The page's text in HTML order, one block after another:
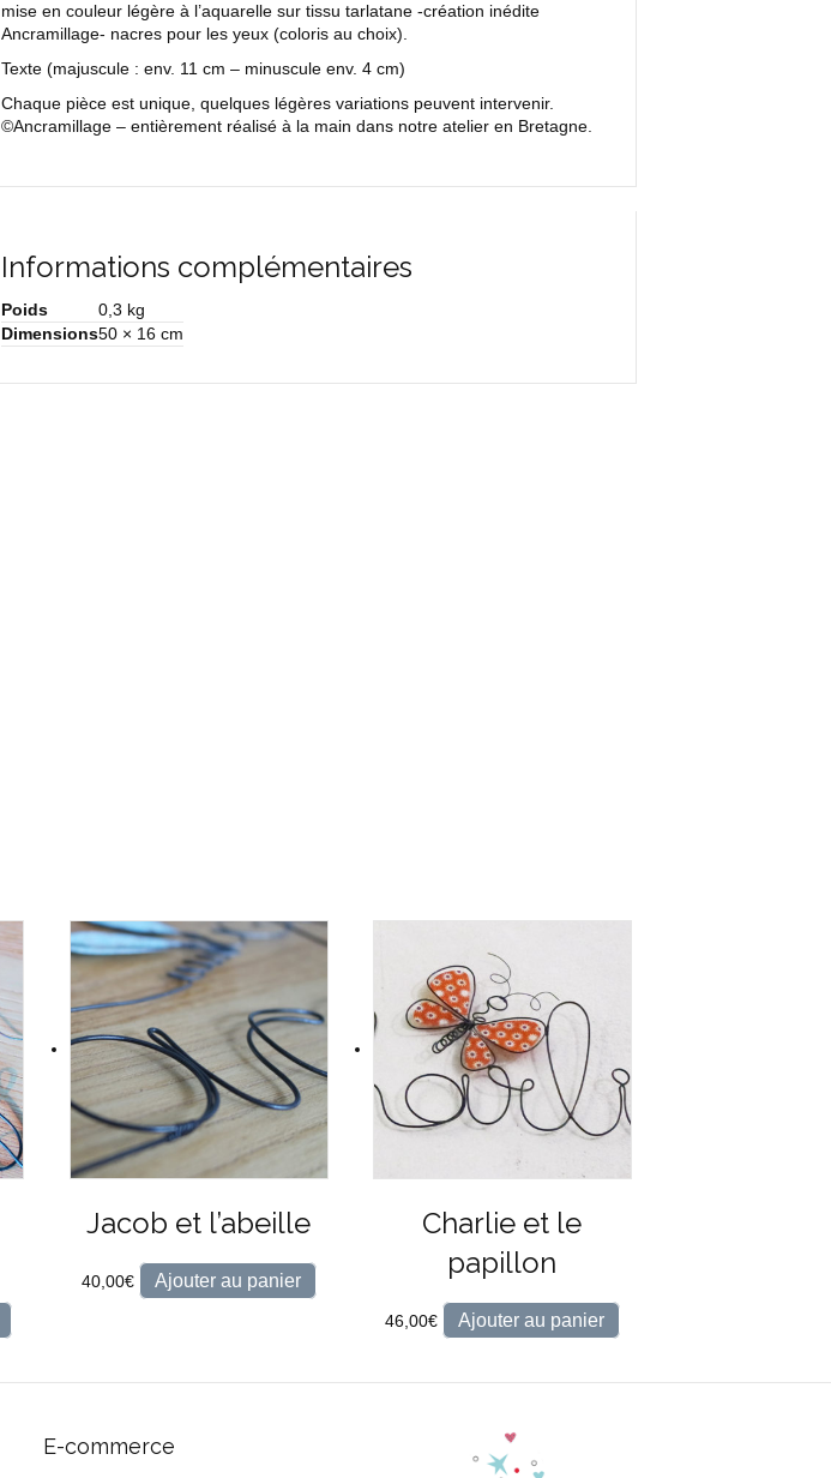
mise en couleur légère à l’aquarelle sur tissu tarlatane -création inédite
Ancramillage- nacres pour les yeux (coloris au choix).
Texte (majuscule : env. 11 cm – minuscule env. 4 cm)
Chaque pièce est unique, quelques légères variations peuvent intervenir.
©Ancramillage – entièrement réalisé à la main dans notre atelier en Bretagne.
Informations complémentaires
Poids
0,3 kg
Dimensions50 × 16 cm
Jacob et l’abeille
40,00€ Ajouter au panier
Charlie et le
papillon
46,00€ Ajouter au panier
E-commerce